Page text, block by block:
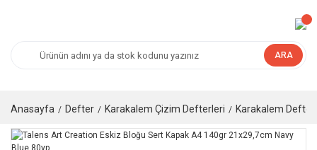
ARA
Anasayfa Defter Karakalem Çizim Defterleri Karakalem Defteri